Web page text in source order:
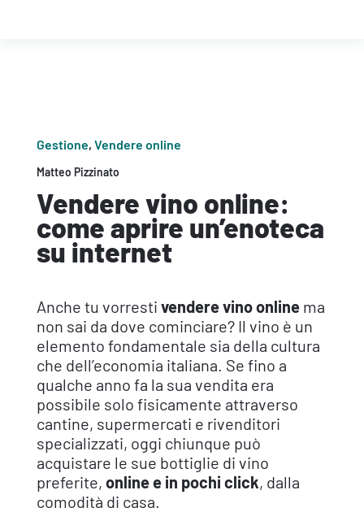
Gestione, Vendere online
Matteo Pizzinato
Vendere vino online:
come aprire un’enoteca
su internet
Anche tu vorresti vendere vino onlinema
non sai da dove cominciare? Il vino è un
elemento fondamentale sia della cultura
che dell’economia italiana. Se fino a
qualche anno fa la sua vendita era
possibile solo fisicamente attraverso
cantine, supermercati e rivenditori
specializzati, oggi chiunque può
acquistare le sue bottiglie di vino
preferite, online e in pochi click, dalla
comodità di casa.